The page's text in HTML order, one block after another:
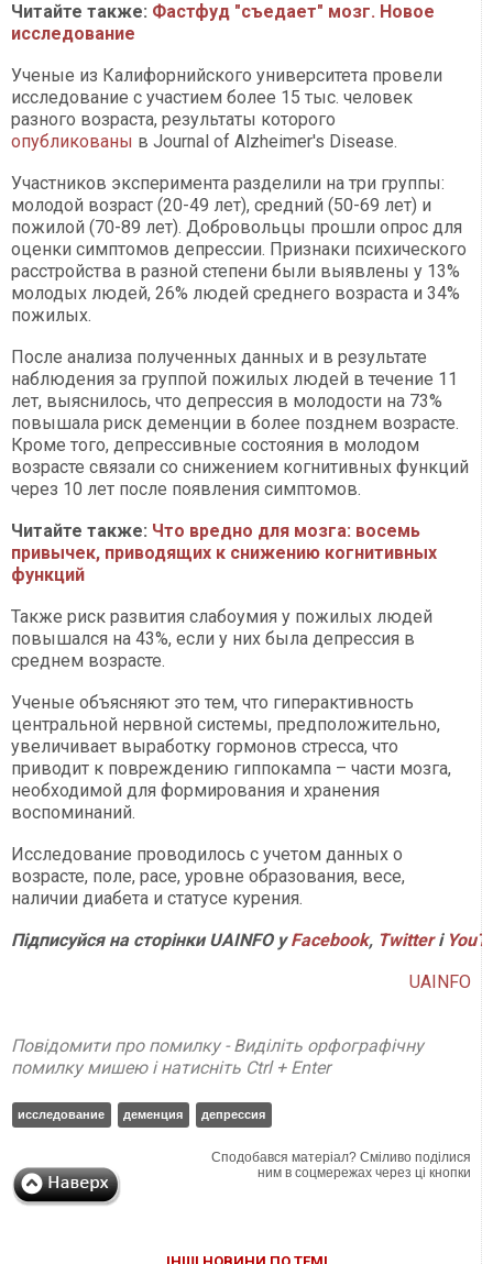
Читайте также: Фастфуд "съедает" мозг. Новое
исследование
Ученые из Калифорнийского университета провели
исследование с участием более 15 тыс. человек
разного возраста, результаты которого
опубликованы в Journal of Alzheimer's Disease.
Участников эксперимента разделили на три группы:
молодой возраст (20-49 лет), средний (50-69 лет) и
пожилой (70-89 лет). Добровольцы прошли опрос для
оценки симптомов депрессии. Признаки психического
расстройства в разной степени были выявлены у 13%
молодых людей, 26% людей среднего возраста и 34%
пожилых.
После анализа полученных данных и в результате
наблюдения за группой пожилых людей в течение 11
лет, выяснилось, что депрессия в молодости на 73%
повышала риск деменции в более позднем возрасте.
Кроме того, депрессивные состояния в молодом
возрасте связали со снижением когнитивных функций
через 10 лет после появления симптомов.
Читайте также: Что вредно для мозга: восемь
привычек, приводящих к снижению когнитивных
функций
Также риск развития слабоумия у пожилых людей
повышался на 43%, если у них была депрессия в
среднем возрасте.
Ученые объясняют это тем, что гиперактивность
центральной нервной системы, предположительно,
увеличивает выработку гормонов стресса, что
приводит к повреждению гиппокампа – части мозга,
необходимой для формирования и хранения
воспоминаний.
Исследование проводилось с учетом данных о
возрасте, поле, расе, уровне образования, весе,
наличии диабета и статусе курения.
Підписуйся на сторінки UAINFO уFacebook, Twitterі
UAINFO
Повідомити про помилку - Виділіть орфографічну
помилку мишею і натисніть Ctrl + Enter
исследование деменция депрессия
Сподобався матеріал? Сміливо поділися
ним в соцмережах через ці кнопки